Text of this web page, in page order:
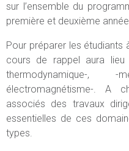
sur l’ensemble du
première et deuxième
Pour préparer les étudiants
cours de rappel aura
thermodynamique-,
électromagnétisme-. A
associés des travaux
essentielles de ces
types.